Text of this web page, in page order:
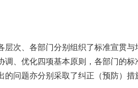
层次、各部门分别组织了标准宣贯与
调、优化四项基本原则， 各部门的标
问题亦分别采取了纠正（预防）措